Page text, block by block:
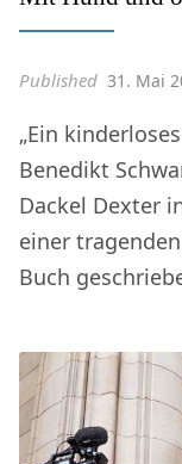
Published 31. Mai
„Ein
Benedikt
Dackel Dexter
einer
Buch